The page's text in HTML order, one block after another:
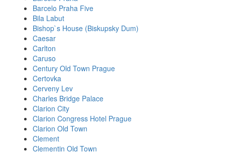
Barcelo Praha Five
Bila Labut
Bishop`s House (Biskupsky Dum)
Caesar
Carlton
Caruso
Century Old Town Prague
Certovka
Cerveny Lev
Charles Bridge Palace
Clarion City
Clarion Congress Hotel Prague
Clarion Old Town
Clement
Clementin Old Town